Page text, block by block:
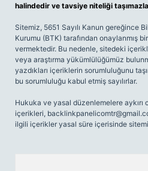
halindedir ve tavsiye niteliği
Sitemiz, 5651 Sayılı Kanun gereğince
Kurumu (BTK) tarafından onaylanmış
vermektedir. Bu nedenle, sitedeki
veya araştırma yükümlülüğümüz
yazdıkları içeriklerin sorumluluğunu
bu sorumluluğu kabul etmiş sayılırlar.
Hukuka ve yasal düzenlemelere aykırı
içerikleri,
ilgili içerikler yasal süre içerisinde